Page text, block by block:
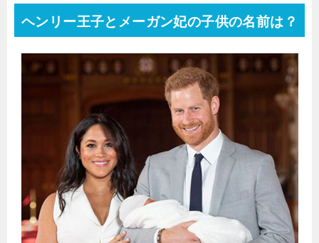
ヘンリー王子とメーガン妃の子供の名前は？